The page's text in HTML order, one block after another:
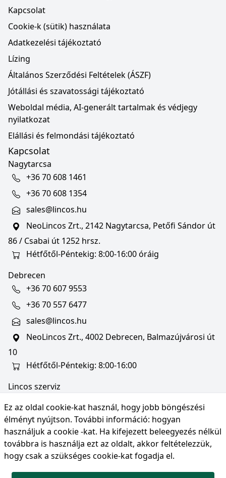
Ez az oldal cookie-kat használ, hogy jobb böngészési
élményt nyújtson. További információ: hogyan
használjuk a cookie -kat. Ha kifejezett beleegyezés nélkül
továbbra is használja ezt az oldalt, akkor feltételezzük,
hogy csak a szükséges cookie-kat fogadja el.
Kapcsolat
Cookie-k (sütik) használata
Adatkezelési tájékoztató
Lízing
Általános Szerződési Feltételek (ÁSZF)
Jótállási és szavatossági tájékoztató
Weboldal média, AI-generált tartalmak és védjegy
nyilatkozat
Elállási és felmondási tájékoztató
Kapcsolat
Nagytarcsa
+36 70 608 1461
+36 70 608 1354
sales@lincos.hu
NeoLincos Zrt., 2142 Nagytarcsa, Petőfi Sándor út
86 / Csabai út 1252 hrsz.
Hétfőtől-Péntekig: 8:00-16:00 óráig
Debrecen
+36 70 607 9553
+36 70 557 6477
sales@lincos.hu
NeoLincos Zrt., 4002 Debrecen, Balmazújvárosi út
10
Hétfőtől-Péntekig: 8:00-16:00
Lincos szerviz
NeoLincos Zrt., 4002 Debrecen, Balmazújvárosi út
10
Nyitvatartás: hétfő-péntek 8:00-16:00